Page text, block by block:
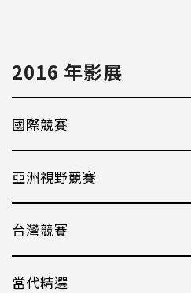
2016 年影展
國際競賽
亞洲視野競賽
台灣競賽
當代精選